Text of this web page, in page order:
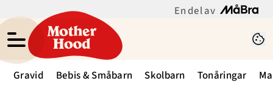
En del av
Gravid Bebis & Småbarn Skolbarn Tonåringar